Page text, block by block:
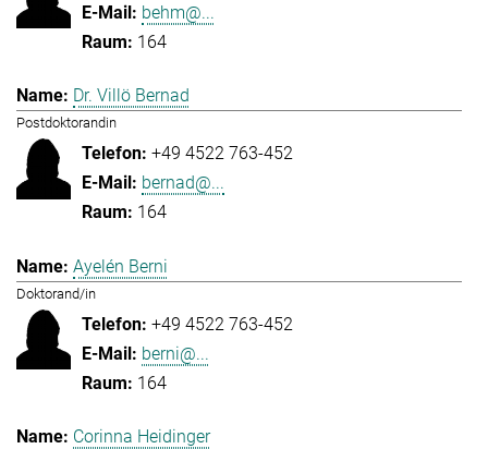
behm@...
164
Dr. Villö Bernad
Postdoktorandin
+49 4522 763-452
bernad@...
164
Ayelén Berni
Doktorand/in
+49 4522 763-452
berni@...
164
Corinna Heidinger